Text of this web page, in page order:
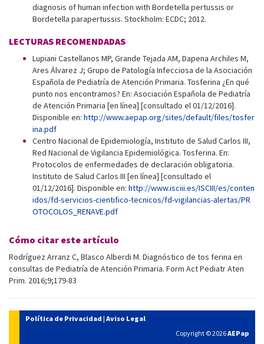
diagnosis of human infection with Bordetella pertussis or
Bordetella parapertussis. Stockholm: ECDC; 2012.
LECTURAS RECOMENDADAS
Lupiani Castellanos MP, Grande Tejada AM, Dapena Archiles M,
Ares Álvarez J; Grupo de Patología Infecciosa de la Asociación
Española de Pediatría de Atención Primaria. Tosferina ¿En qué
punto nos encontramos? En: Asociación Española de Pediatría
de Atención Primaria [en línea] [consultado el 01/12/2016].
Disponible en: http://www.aepap.org/sites/default/files/tosfer
ina.pdf
Centro Nacional de Epidemiología, Instituto de Salud Carlos III,
Red Nacional de Vigilancia Epidemiológica. Tosferina. En:
Protocolos de enfermedades de declaración obligatoria.
Instituto de Salud Carlos III [en línea] [consultado el
01/12/2016]. Disponible en: http://www.isciii.es/ISCIII/es/conten
idos/fd-servicios-cientifico-tecnicos/fd-vigilancias-alertas/PR
OTOCOLOS_RENAVE.pdf
Cómo citar este artículo
Rodríguez Arranz C, Blasco Alberdi M. Diagnóstico de tos ferina en
consultas de Pediatría de Atención Primaria. Form Act Pediatr Aten
Prim. 2016;9;179-83
Política de Privacidad | Aviso Legal
Copyright © 2026AEPap